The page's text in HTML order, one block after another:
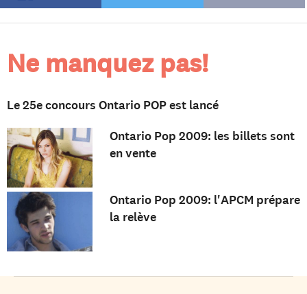
Ne manquez pas!
Le 25e concours Ontario POP est lancé
Ontario Pop 2009: les billets sont
en vente
Ontario Pop 2009: l'APCM prépare
la relève